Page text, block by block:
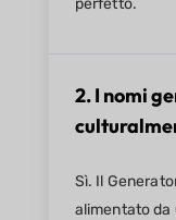
perfetto.
2. I nomi
Sì. Il
alimentato da